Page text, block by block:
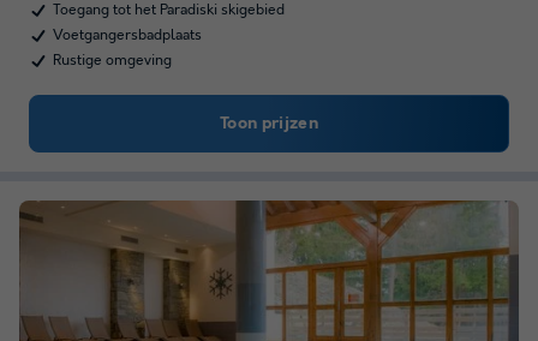
Toegang tot het Paradiski skigebied
Voetgangersbadplaats
Rustige omgeving
Toon prijzen